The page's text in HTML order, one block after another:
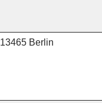
13465 Berlin